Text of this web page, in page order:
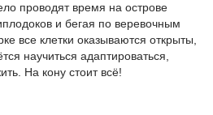
проводят время на острове
и бегая по веревочным
все клетки оказываются открыты,
научиться адаптироваться,
На кону стоит всё!